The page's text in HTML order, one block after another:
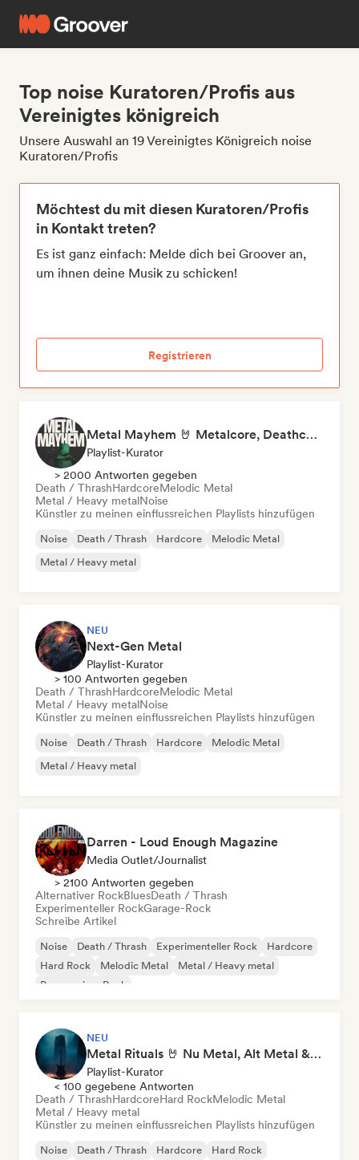
Top noise Kuratoren/Profis aus
Vereinigtes königreich
Unsere Auswahl an 19 Vereinigtes Königreich noise
Kuratoren/Profis
Möchtest du mit diesen Kuratoren/Profis
in Kontakt treten?
Es ist ganz einfach: Melde dich bei Groover an,
um ihnen deine Musik zu schicken!
Registrieren
Metal Mayhem 🤘 Metalcore, Deathcore & Progressive Metal
Playlist-Kurator
> 2000 Antworten gegeben
Death / ThrashHardcoreMelodic Metal
Metal / Heavy metalNoise
Künstler zu meinen einflussreichen Playlists hinzufügen
Noise Death / Thrash Hardcore
Melodic Metal
Metal / Heavy metal
NEU
Next-Gen Metal
Playlist-Kurator
> 100 Antworten gegeben
Death / ThrashHardcoreMelodic Metal
Metal / Heavy metalNoise
Künstler zu meinen einflussreichen Playlists hinzufügen
Noise Death / Thrash Hardcore
Melodic Metal
Metal / Heavy metal
Darren - Loud Enough Magazine
Media Outlet/Journalist
> 2100 Antworten gegeben
Alternativer RockBluesDeath / Thrash
Experimenteller RockGarage-Rock
Schreibe Artikel
Noise Death / Thrash Experimenteller Rock
Hardcore
Hard Rock
Melodic Metal
Metal / Heavy metal
Progressiver Rock
NEU
Metal Rituals 🤘 Nu Metal, Alt Metal & Progressive Metal
Playlist-Kurator
< 100 gegebene Antworten
Death / ThrashHardcoreHard RockMelodic Metal
Metal / Heavy metal
Künstler zu meinen einflussreichen Playlists hinzufügen
Noise Death / Thrash Hardcore
Hard Rock